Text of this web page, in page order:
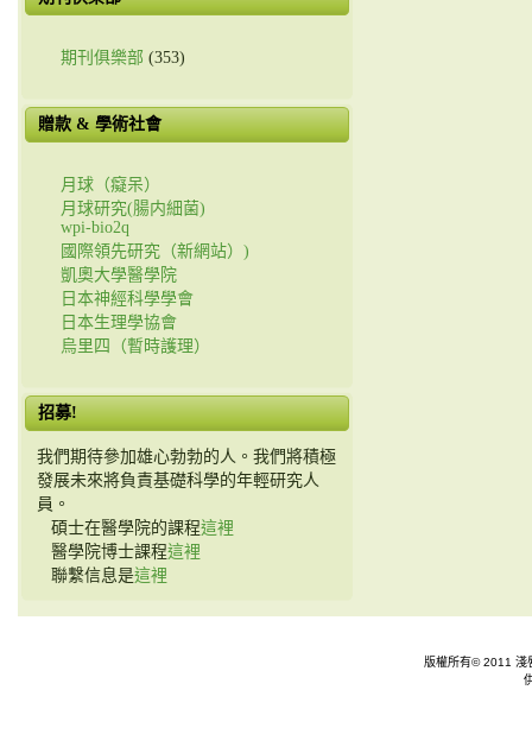
新
期刊俱樂部 (353)
贈款 & 學術社會
月球（癡呆）
月球研究(腸内細菌)
wpi-bio2q
國際領先研究（新網站）)
凱奧大學醫學院
日本神經科學學會
日本生理學協會
烏里四（暫時護理）
招募!
我們期待參加雄心勃勃的人。我們將積極
發展未來將負責基礎科學的年輕研究人
員。
碩士在醫學院的課程這裡
醫學院博士課程這裡
聯繫信息是這裡
版權所有© 2011 淺